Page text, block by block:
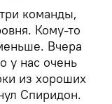
команды,
Кому-то
Вчера
у нас очень
из хороших
Спиридон.